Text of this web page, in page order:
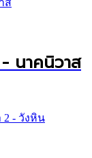
- นาคนิวาส